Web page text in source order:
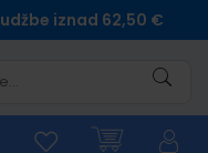
iznad 62,50 €